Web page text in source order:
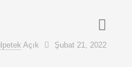
Açık Şubat 21, 2022